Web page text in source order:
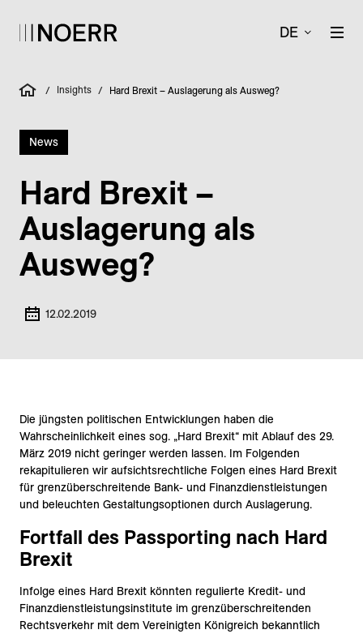
DE
/ Insights / Hard Brexit – Auslagerung als Ausweg?
News
Hard Brexit –
Auslagerung als
Ausweg?
12.02.2019
Die jüngsten politischen Entwicklungen haben die
Wahrscheinlichkeit eines sog. „Hard Brexit“ mit Ablauf des 29.
März 2019 nicht geringer werden lassen. Im Folgenden
rekapitulieren wir aufsichtsrechtliche Folgen eines Hard Brexit
für grenzüberschreitende Bank- und Finanzdienstleistungen
und beleuchten Gestaltungsoptionen durch Auslagerung.
Fortfall des Passporting nach Hard
Brexit
Infolge eines Hard Brexit könnten regulierte Kredit- und
Finanzdienstleistungsinstitute im grenzüberschreitenden
Rechtsverkehr mit dem Vereinigten Königreich bekanntlich